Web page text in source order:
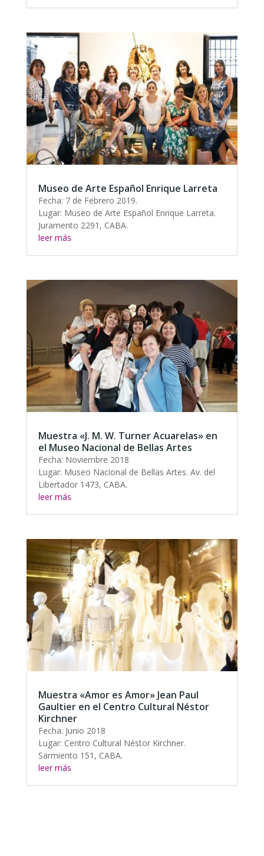
Museo de Arte Español Enrique Larreta
Fecha: 7 de Febrero 2019.
Lugar: Museo de Arte Español Enrique Larreta.
Juramento 2291, CABA.
leer más
Muestra «J. M. W. Turner Acuarelas» en
el Museo Nacional de Bellas Artes
Fecha: Noviembre 2018
Lugar: Museo Nacional de Bellas Artes. Av. del
Libertador 1473, CABA.
leer más
Muestra «Amor es Amor» Jean Paul
Gaultier en el Centro Cultural Néstor
Kirchner
Fecha: Junio 2018
Lugar: Centro Cultural Néstor Kirchner.
Sarmiento 151, CABA.
leer más